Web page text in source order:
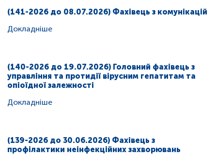
(141-2026 до 08.07.2026) Фахівець з комунікацій
Докладніше
(140-2026 до 19.07.2026) Головний фахівець з
управління та протидії вірусним гепатитам та
опіоїдної залежності
Докладніше
(139-2026 до 30.06.2026) Фахівець з
профілактики неінфекційних захворювань